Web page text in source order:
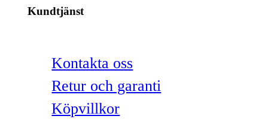
Kundtjänst
Kontakta oss
Retur och garanti
Köpvillkor